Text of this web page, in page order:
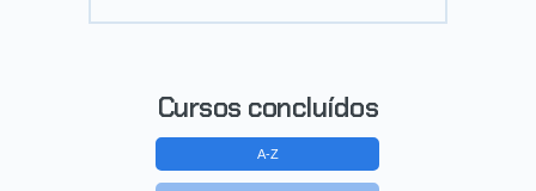
Cursos concluídos
A-Z